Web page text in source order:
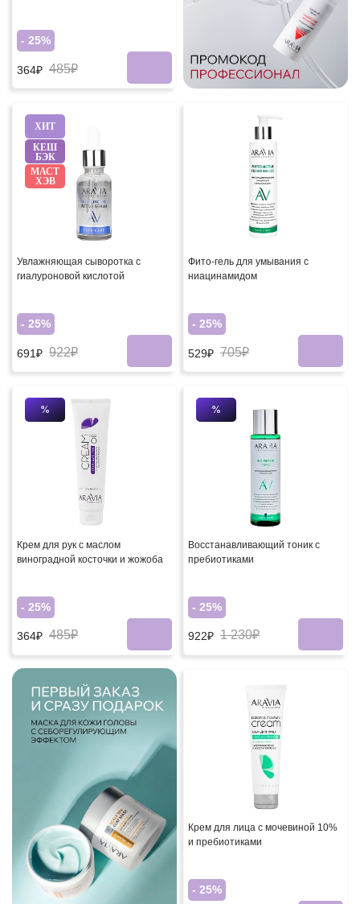
- 25%
364₽ 485₽
ХИТ
КЕШ
БЭК
МАСТ
ХЭВ
Увлажняющая сыворотка с
гиалуроновой кислотой
- 25%
691₽ 922₽
Фито-гель для умывания с
ниацинамидом
- 25%
529₽ 705₽
%
Крем для рук с маслом
виноградной косточки и жожоба
- 25%
364₽ 485₽
%
Восстанавливающий тоник с
пребиотиками
- 25%
922₽ 1 230₽
Крем для лица с мочевиной 10%
и пребиотиками
- 25%